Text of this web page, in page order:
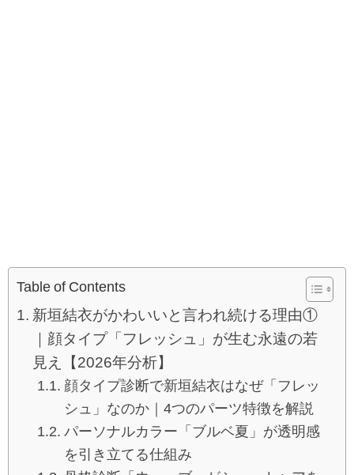
Table of Contents
新垣結衣がかわいいと言われ続ける理由①
｜顔タイプ「フレッシュ」が生む永遠の若
見え【2026年分析】
顔タイプ診断で新垣結衣はなぜ「フレッ
シュ」なのか｜4つのパーツ特徴を解説
パーソナルカラー「ブルベ夏」が透明感
を引き立てる仕組み